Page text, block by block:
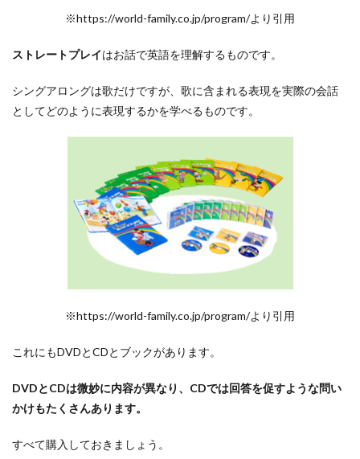
※https://world-family.co.jp/program/より引用
ストレートプレイはお話で英語を理解するものです。
シングアロングは歌だけですが、歌に含まれる表現を実際の会話
としてどのように表現するかを学べるものです。
※https://world-family.co.jp/program/より引用
これにもDVDとCDとブックがあります。
DVDとCDは微妙に内容が異なり、CDでは回答を促すような問い
かけもたくさんあります。
すべて購入しておきましょう。